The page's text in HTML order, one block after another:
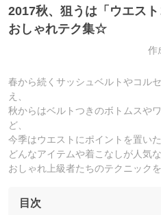
2017秋、狙うは「ウエス
おしゃれテク集☆
作
春から続くサッシュベルトやコル
え、
秋からはベルトつきのボトムスや
ど、
今季はウエストにポイントを置い
どんなアイテムや着こなしが人気な
おしゃれ上級者たちのテクニック
目次